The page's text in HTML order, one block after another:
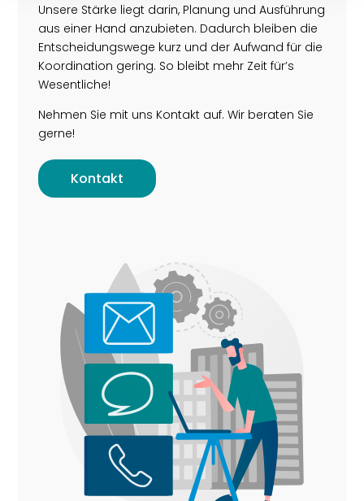
Unsere Stärke liegt darin, Planung und Ausführung
aus einer Hand anzubieten. Dadurch bleiben die
Entscheidungswege kurz und der Aufwand für die
Koordination gering. So bleibt mehr Zeit für’s
Wesentliche!
Nehmen Sie mit uns Kontakt auf. Wir beraten Sie
gerne!
Kontakt